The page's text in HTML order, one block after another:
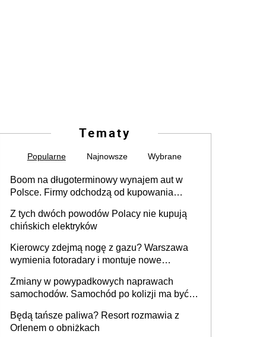
Tematy
Popularne Najnowsze Wybrane
Boom na długoterminowy wynajem aut w
Polsce. Firmy odchodzą od kupowania
Z tych dwóch powodów Polacy nie kupują
chińskich elektryków
Kierowcy zdejmą nogę z gazu? Warszawa
wymienia fotoradary i montuje nowe
Zmiany w powypadkowych naprawach
samochodów. Samochód po kolizji ma być
technologią producenta
Będą tańsze paliwa? Resort rozmawia z
Orlenem o obniżkach